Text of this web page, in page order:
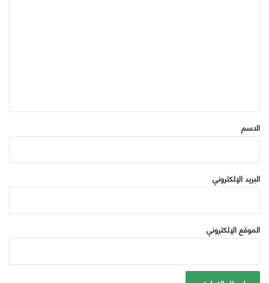
*
الاسم
البريد الإلكتروني
الموقع الإلكتروني